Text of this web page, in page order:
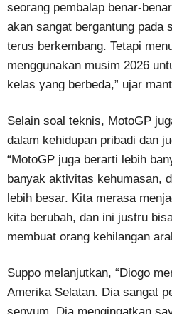
seorang pembalap benar-
akan sangat bergantung pada
terus berkembang. Tetapi
menggunakan musim 2026
kelas yang berbeda,” ujar
Selain soal teknis, MotoGP
dalam kehidupan pribadi dan
“MotoGP juga berarti lebih
banyak aktivitas kehumasan,
lebih besar. Kita merasa
kita berubah, dan ini justru
membuat orang kehilangan
Suppo melanjutkan, “Diogo
Amerika Selatan. Dia sangat